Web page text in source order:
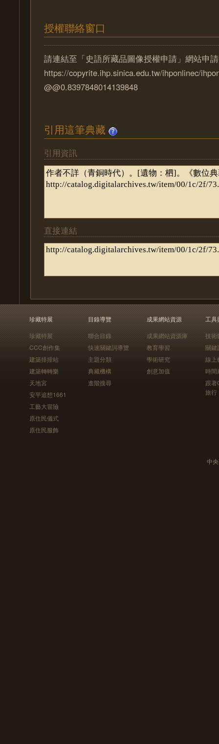
授權聯絡窗口
請連結至「史語所藏品圖像授權申請」網站申
https://copyrite.ihp.sinica.edu.tw/ihponlinec/
@@0.8397848014139848
引用這筆典藏
引用資訊
直接連結
珍藏特展
珍藏特展
CCC創作集
建築排排站
建築轉轉樂
天地宮
安平追想1661
工藝大冒險
原住民儀式
原住民服飾
目錄導覽
聯合目錄
快速關鍵詞導覽
主題分類
典藏機構
進階搜尋
成果網站資源
成果網站資源庫
教育學習
學術研究
創意加值
工具
技術
關鍵
線上
時間
跟
旅行
中